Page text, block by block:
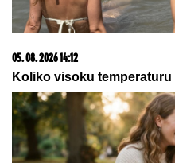
STARI
Lisice sa
samo